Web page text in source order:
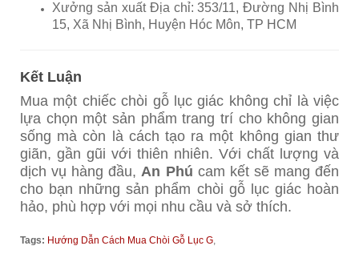
Xưởng sản xuất Địa chỉ: 353/11, Đường Nhị Bình
15, Xã Nhị Bình, Huyện Hóc Môn, TP HCM
Kết Luận
Mua một chiếc chòi gỗ lục giác không chỉ là việc
lựa chọn một sản phẩm trang trí cho không gian
sống mà còn là cách tạo ra một không gian thư
giãn, gần gũi với thiên nhiên. Với chất lượng và
dịch vụ hàng đầu,An Phú cam kết sẽ mang đến
cho bạn những sản phẩm chòi gỗ lục giác hoàn
hảo, phù hợp với mọi nhu cầu và sở thích.
Tags: Hướng Dẫn Cách Mua Chòi Gỗ Lục G,